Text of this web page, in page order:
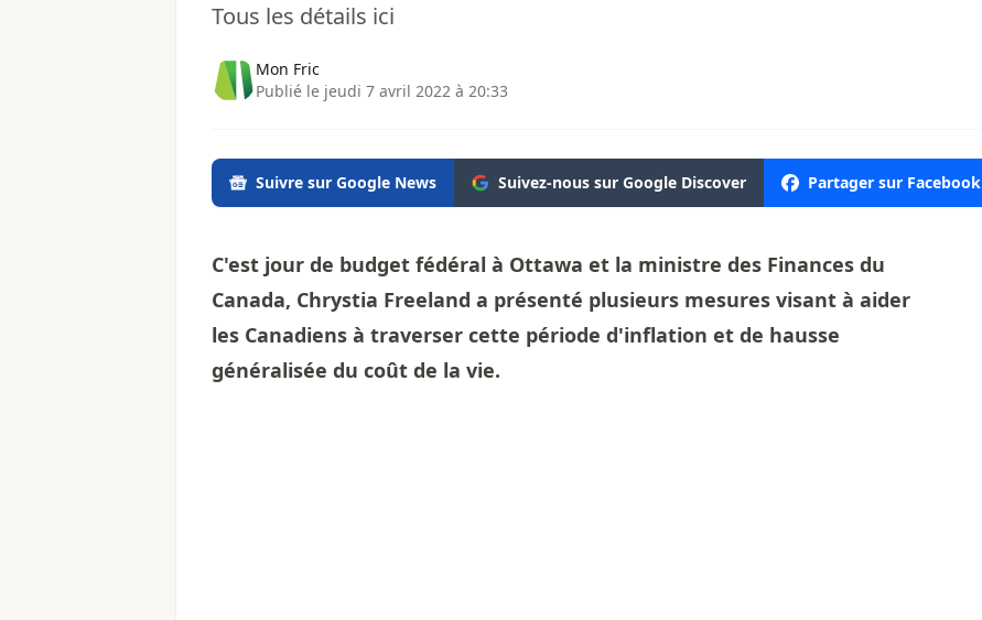
Tous les détails ici
Mon Fric
Publié le jeudi 7 avril 2022 à 20:33
Suivre sur Google News Suivez-nous sur Google Discover Partager sur Facebook
C'est jour de budget fédéral à Ottawa et la ministre des Finances du
Canada, Chrystia Freeland a présenté plusieurs mesures visant à aider
les Canadiens à traverser cette période d'inflation et de hausse
généralisée du coût de la vie.